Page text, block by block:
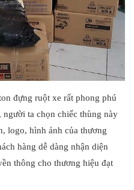
đựng ruột xe rất phong phú
người ta chọn chiếc thùng này
logo, hình ảnh của thương
hàng dễ dàng nhận diện
thông cho thương hiệu đạt